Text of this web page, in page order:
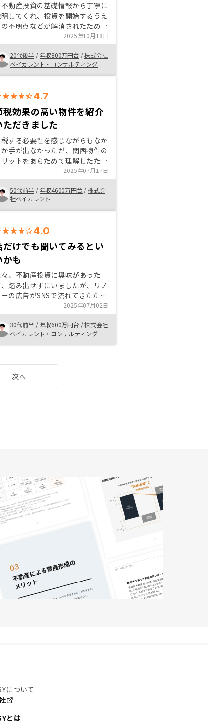
不動産投資の基礎情報から丁寧に
明してくれ、投資を開始するうえ
の不明点などが解消されたため、
入に踏み切ることができた ・ま
入後のフォローも高頻度、かつ
寧であり、とても助かっている
定期的に魅力的な不動産を紹介し
れるため、次の物件の購入にも
2025年10月18日
20代後半 / 年収800万円台 /株式会社
ベイカレント・コンサルティング
4.7
税効果の高い物件を紹介
ただきました
する必要性を感じながらもなか
手が出なかったが、関西物件の
リットをあらためて理解したため
ずは少数から始めるに至った。
も物件を増やしていく気持ちに
っているので、良い物件を紹介し
いただきたい。
2025年07月17日
50代前半 / 年収4600万円台 /株式会
社ベイカレント
4.0
だけでも聞いてみるとい
かも
、不動産投資に興味があった
踏み出せずにいましたが、リノ
の広告がSNSで流れてきたため
でも聞いてみようと思ったのがき
けでした。また、私は資産がほ
んど株式でトランプ関税により資
が大きく減ってしまったため、改
分散投資の大切さに気がつき不
2025年07月02日
30代前半 / 年収600万円台 /株式会社
ベイカレント・コンサルティング
次へ
について
とは